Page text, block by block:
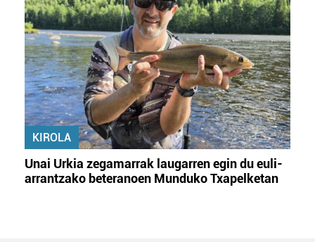
KIROLA
Unai Urkia zegamarrak laugarren egin du euli-
arrantzako beteranoen Munduko Txapelketan